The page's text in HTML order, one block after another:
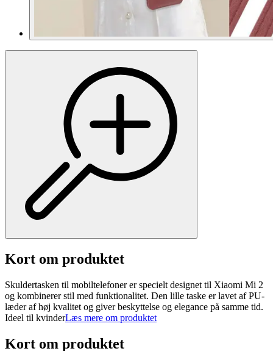
Kort om produktet
Skuldertasken til mobiltelefoner er specielt designet til Xiaomi Mi 2
og kombinerer stil med funktionalitet. Den lille taske er lavet af PU-
læder af høj kvalitet og giver beskyttelse og elegance på samme tid.
Ideel til kvinderLæs mere om produktet
Kort om produktet